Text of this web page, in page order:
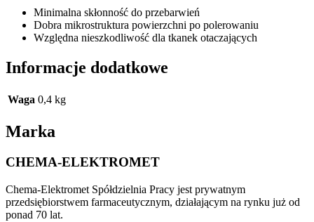
Minimalna skłonność do przebarwień
Dobra mikrostruktura powierzchni po polerowaniu
Względna nieszkodliwość dla tkanek otaczających
Informacje dodatkowe
Waga 0,4 kg
Marka
CHEMA-ELEKTROMET
Chema-Elektromet Spółdzielnia Pracy jest prywatnym
przedsiębiorstwem farmaceutycznym, działającym na rynku już od
ponad 70 lat.